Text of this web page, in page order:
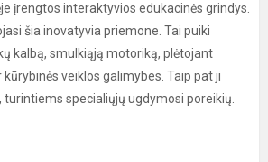
įrengtos interaktyvios edukacinės grindys.
šia inovatyvia priemone. Tai puiki
kalbą, smulkiąją motoriką, plėtojant
veiklos galimybes. Taip pat ji
specialiųjų ugdymosi poreikių.